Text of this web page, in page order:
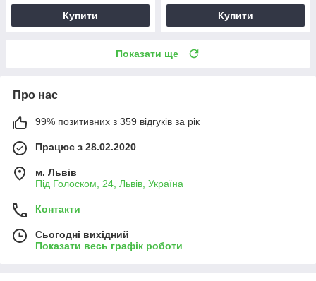
Купити Купити
Показати ще
Про нас
99% позитивних з 359 відгуків за рік
Працює з 28.02.2020
м. Львів
Під Голоском, 24, Львів, Україна
Контакти
Сьогодні вихідний
Показати весь графік роботи